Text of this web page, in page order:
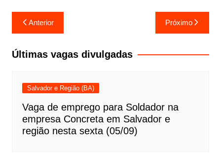
Navegação
de
Post
Anterior Próximo
Últimas vagas divulgadas
Salvador e Região (BA)
Vaga de emprego para Soldador na
empresa Concreta em Salvador e
região nesta sexta (05/09)